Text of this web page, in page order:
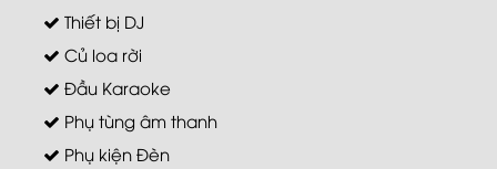
Thiết bị DJ
Củ loa rời
Đầu Karaoke
Phụ tùng âm thanh
Phụ kiện Đèn